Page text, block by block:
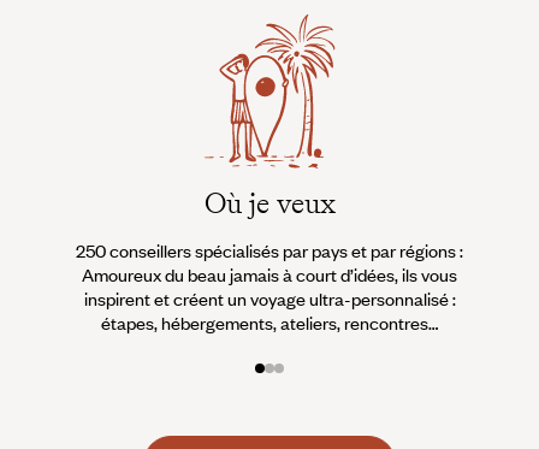
Où je veux
250 conseillers spécialisés par pays et par régions :
Amoureux du beau jamais à court d’idées, ils vous
inspirent et créent un voyage ultra-personnalisé :
étapes, hébergements, ateliers, rencontres…